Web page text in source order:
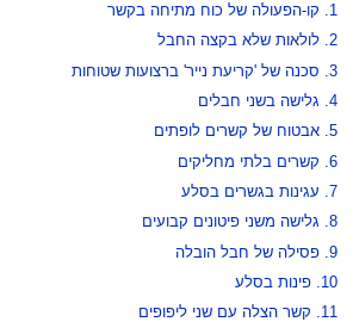
1. קו-הפעולה של כוח מתיחה בקשר
2. לולאות שלא בקצה החבל
3. סכנה של 'קריעת נייר' ברצועות שטוחות
4. גלישה בשני חבלים
5. אבטוח של קשרים לופתים
6. קשרים בלתי מחליקים
7. עגינות בגשרים בסלע
8. גלישה משני פיטונים קבועים
9. פסילה של חבל הובלה
10. פינות בסלע
11. קשר הצלה עם שני ליפופים